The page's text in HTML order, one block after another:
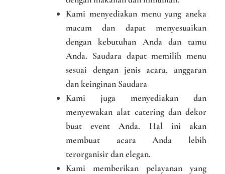
Kami menyediakan menu yang aneka
macam dan dapat menyesuaikan
dengan kebutuhan Anda dan tamu
Anda. Saudara dapat memilih menu
sesuai dengan jenis acara, anggaran
dan keinginan Saudara
Kami juga menyediakan dan
menyewakan alat catering dan dekor
buat event Anda. Hal ini akan
membuat acara Anda lebih
terorganisir dan elegan.
Kami memberikan pelayanan yang